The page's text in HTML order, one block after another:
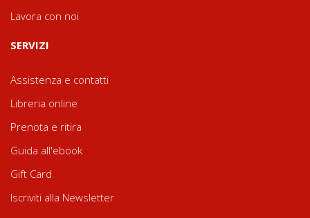
Lavora con noi
SERVIZI
Assistenza e contatti
Libreria online
Prenota e ritira
Guida all'ebook
Gift Card
Iscriviti alla Newsletter